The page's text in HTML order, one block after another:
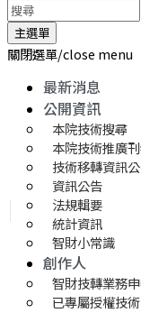
主選單
關閉選單/close menu
最新消息
公開資訊
本院技術搜尋
本院技術推廣
技術移轉資訊
資訊公告
法規輯要
統計資訊
智財小常識
創作人
智財技轉業務
已專屬授權技